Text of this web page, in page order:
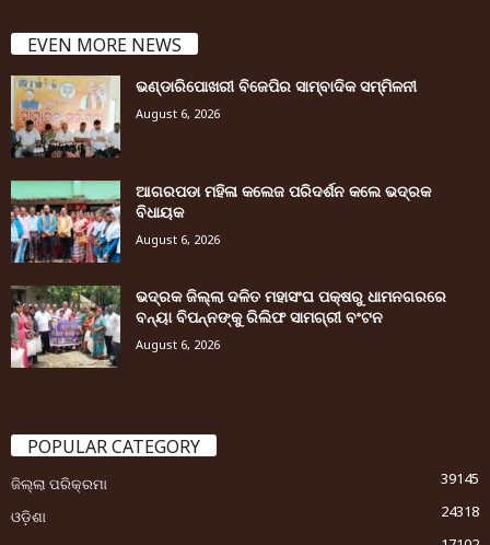
EVEN MORE NEWS
ଭଣ୍ଡାରିପୋଖରୀ ବିଜେପିର ସାମ୍ବାଦିକ ସମ୍ମିଳନୀ
August 6, 2026
ଆଗରପଡା ମହିଳା କଲେଜ ପରିଦର୍ଶନ କଲେ ଭଦ୍ରକ
ବିଧାୟକ
August 6, 2026
ଭଦ୍ରକ ଜିଲ୍ଲା ଦଳିତ ମହାସଂଘ ପକ୍ଷରୁ ଧାମନଗରରେ
ବନ୍ୟା ବିପନ୍ନଙ୍କୁ ରିଲିଫ ସାମଗ୍ରୀ ବଂଟନ
August 6, 2026
POPULAR CATEGORY
ଜିଲ୍ଲା ପରିକ୍ରମା
39145
ଓଡ଼ିଶା
24318